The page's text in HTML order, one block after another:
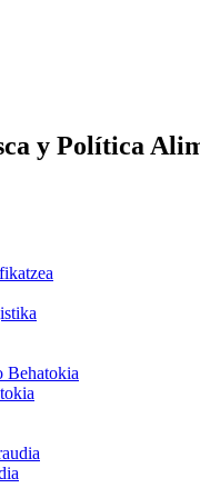
y Política
Behatokia